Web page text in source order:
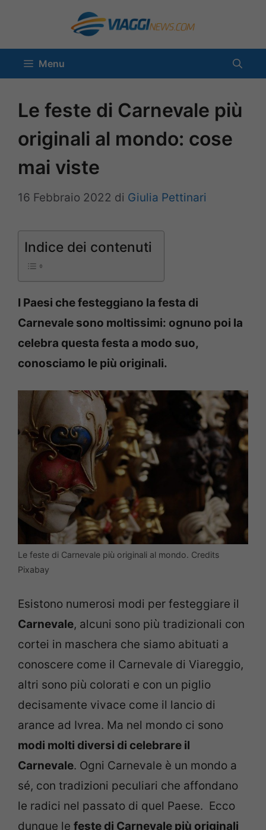
contenuto
Menu
Le feste di Carnevale più
originali al mondo: cose
mai viste
16 Febbraio 2022 di Giulia Pettinari
Indice dei contenuti
I Paesi che festeggiano la festa di
Carnevale sono moltissimi: ognuno poi la
celebra questa festa a modo suo,
conosciamo le più originali.
Le feste di Carnevale più originali al mondo. Credits
Pixabay
Esistono numerosi modi per festeggiare il
Carnevale, alcuni sono più tradizionali con
cortei in maschera che siamo abituati a
conoscere come il Carnevale di Viareggio,
altri sono più colorati e con un piglio
decisamente vivace come il lancio di
arance ad Ivrea. Ma nel mondo ci sono
modi molti diversi di celebrare il
Carnevale. Ogni Carnevale è un mondo a
sé, con tradizioni peculiari che affondano
le radici nel passato di quel Paese. Ecco
dunque le feste di Carnevale più originali